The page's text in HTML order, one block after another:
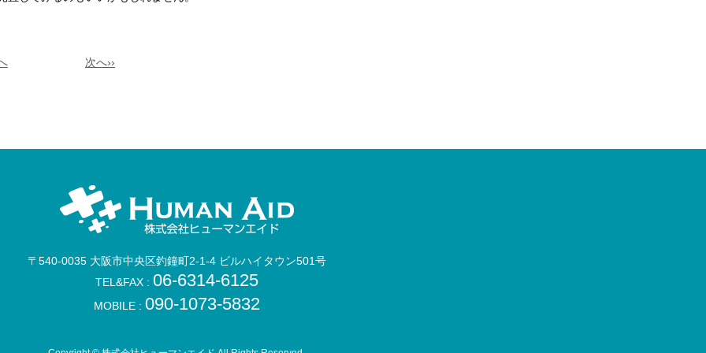
次へ››
〒540-0035大阪市中央区釣鐘町2-1-4ビルハイタウン501号
TEL&FAX : 06-6314-6125
MOBILE : 090-1073-5832